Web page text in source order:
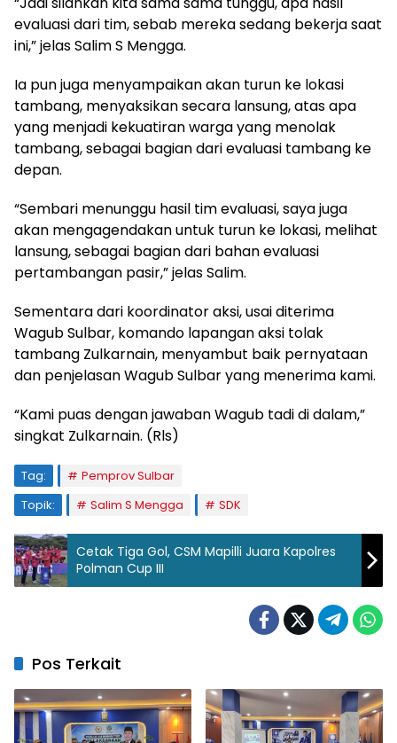
evaluasi dari tim, sebab mereka sedang bekerja saat
ini,” jelas Salim S Mengga.
Ia pun juga menyampaikan akan turun ke lokasi
tambang, menyaksikan secara lansung, atas apa
yang menjadi kekuatiran warga yang menolak
tambang, sebagai bagian dari evaluasi tambang ke
depan.
“Sembari menunggu hasil tim evaluasi, saya juga
akan mengagendakan untuk turun ke lokasi, melihat
lansung, sebagai bagian dari bahan evaluasi
pertambangan pasir,” jelas Salim.
Sementara dari koordinator aksi, usai diterima
Wagub Sulbar, komando lapangan aksi tolak
tambang Zulkarnain, menyambut baik pernyataan
dan penjelasan Wagub Sulbar yang menerima kami.
“Kami puas dengan jawaban Wagub tadi di dalam,”
singkat Zulkarnain. (Rls)
Tag:
Pemprov Sulbar
Topik:
Salim S Mengga SDK
Cetak Tiga Gol, CSM Mapilli Juara Kapolres
Polman Cup III
Pos Terkait